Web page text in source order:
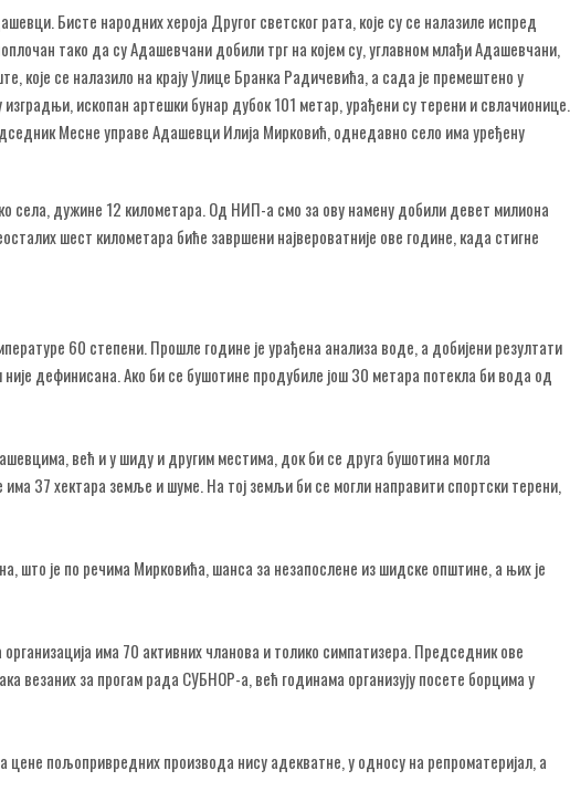
Бисте народних хероја Другог светског рата, које су се налазиле испред
тако да су Адашевчани добили трг на којем су, углавном млађи Адашевчани,
које се налазило на крају Улице Бранка Радичевића, а сада је премештено у
ископан артешки бунар дубок 101 метар, урађени су терени и свлачионице.
Месне управе Адашевци Илија Мирковић, однедавно село има уређену
села, дужине 12 километара. Од НИП-а смо за ову намену добили девет милиона
шест километара биће завршени највероватније ове године, када стигне
60 степени. Прошле године је урађена анализа воде, а добијени резултати
дефинисана. Ако би се бушотине продубиле још 30 метара потекла би вода од
већ и у шиду и другим местима, док би се друга бушотина могла
37 хектара земље и шуме. На тој земљи би се могли направити спортски терени,
што је по речима Мирковића, шанса за незапослене из шидске општине, а њих је
има 70 активних чланова и толико симпатизера. Председник ове
везаних за прогам рада СУБНОР-а, већ годинама организују посете борцима у
пољопривредних производа нису адекватне, у односу на репроматеријал, а